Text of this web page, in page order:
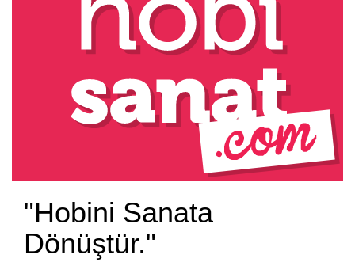
"Hobini Sanata
Dönüştür."